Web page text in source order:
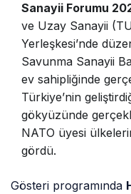
Sanayii Forumu
ve Uzay Sanayii
Yerleşkesi’nde
Savunma Sanayii
ev sahipliğinde
Türkiye’nin
gökyüzünde
NATO üyesi
gördü.
Gösteri programında